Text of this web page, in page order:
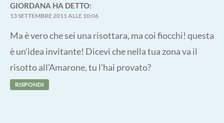
GIORDANA HA DETTO:
13 SETTEMBRE 2011 ALLE 10:06
Ma è vero che sei una risottara, ma coi fiocchi! questa
è un'idea invitante! Dicevi che nella tua zona va il
risotto all'Amarone, tu l'hai provato?
RISPONDI